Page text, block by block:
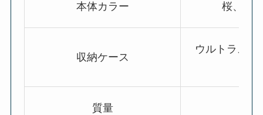
本体カラー 桜、藍
収納ケース
ウルトラス
質量